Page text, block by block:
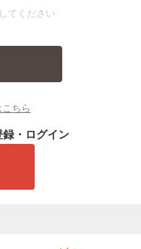
てください
ちら
・ログイン